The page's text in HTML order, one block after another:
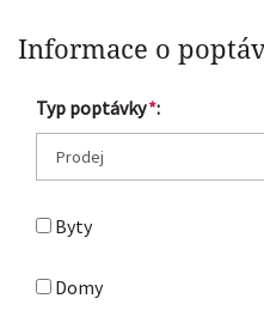
Informace o
Typ poptávky*:
Byty
Domy